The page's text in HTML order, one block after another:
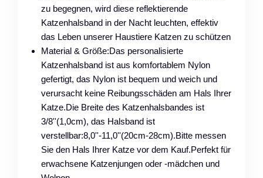
zu begegnen, wird diese reflektierende
Katzenhalsband in der Nacht leuchten, effektiv
das Leben unserer Haustiere Katzen zu schützen
Material & Größe:Das personalisierte
Katzenhalsband ist aus komfortablem Nylon
gefertigt, das Nylon ist bequem und weich und
verursacht keine Reibungsschäden am Hals Ihrer
Katze.Die Breite des Katzenhalsbandes ist
3/8''(1,0cm), das Halsband ist
verstellbar:8,0''-11,0''(20cm-28cm).Bitte messen
Sie den Hals Ihrer Katze vor dem Kauf.Perfekt für
erwachsene Katzenjungen oder -mädchen und